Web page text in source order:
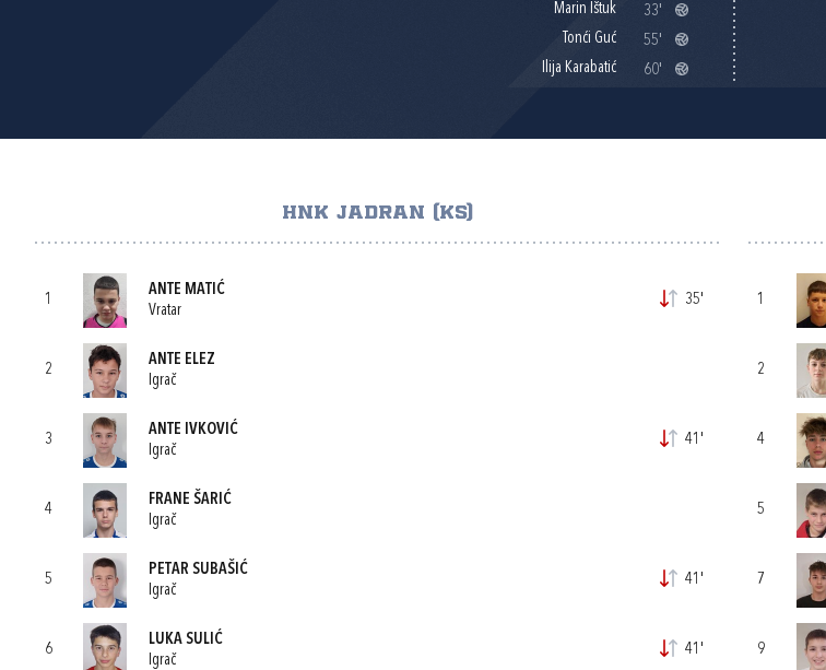
Marin Ištuk
33'
Tonći Guć
55'
Ilija Karabatić
60'
HNK JADRAN (KS)
1
ANTE MATIĆ
Vratar
35'
2
ANTE ELEZ
Igrač
3
ANTE IVKOVIĆ
Igrač
41'
4
FRANE ŠARIĆ
Igrač
5
PETAR SUBAŠIĆ
Igrač
41'
6
LUKA SULIĆ
Igrač
41'
1
2
4
5
7
9